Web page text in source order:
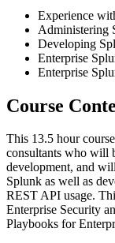
Experience
Administering
Developing
Enterprise
Enterprise
Course
This 13.5 hour
consultants who will
development, and
Splunk as well as
REST API usage.
Enterprise Security
Playbooks for